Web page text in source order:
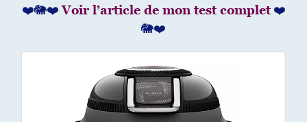
❤️🐘❤️Voir l’article de mon test complet❤️
🐘❤️